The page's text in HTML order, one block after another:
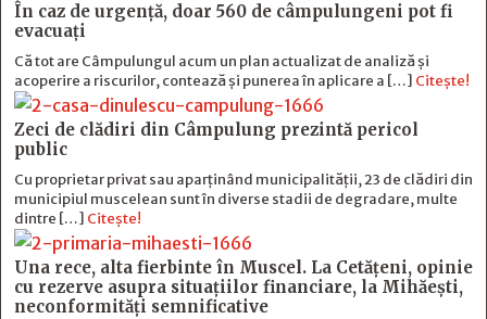
În caz de urgență, doar 560 de câmpulungeni pot fi
evacuați
Că tot are Câmpulungul acum un plan actualizat de analiză și
acoperire a riscurilor, contează și punerea în aplicare a […] Citește!
Zeci de clădiri din Câmpulung prezintă pericol
public
Cu proprietar privat sau aparținând municipalității, 23 de clădiri din
municipiul muscelean sunt în diverse stadii de degradare, multe
dintre […] Citește!
Una rece, alta fierbinte în Muscel. La Cetăţeni, opinie
cu rezerve asupra situaţiilor financiare, la Mihăeşti,
neconformităţi semnificative